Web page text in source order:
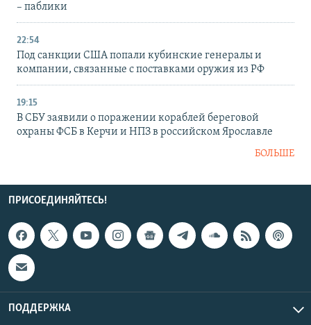
– паблики
22:54
Под санкции США попали кубинские генералы и
компании, связанные с поставками оружия из РФ
19:15
В СБУ заявили о поражении кораблей береговой
охраны ФСБ в Керчи и НПЗ в российском Ярославле
БОЛЬШЕ
ПРИСОЕДИНЯЙТЕСЬ!
ПОДДЕРЖКА